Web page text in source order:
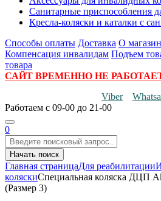
Санитарные приспособления
Кресла-коляски и каталки с
Способы оплаты Доставка О
Компенсация инвалидам Подъем
товара
САЙТ ВРЕМЕННО НЕ
Viber
Работаем с 09-00 до 21-00
0
Начать поиск
Главная страницаДля реабилитации
коляскиСпециальная коляска ДЦП
(Размер 3)